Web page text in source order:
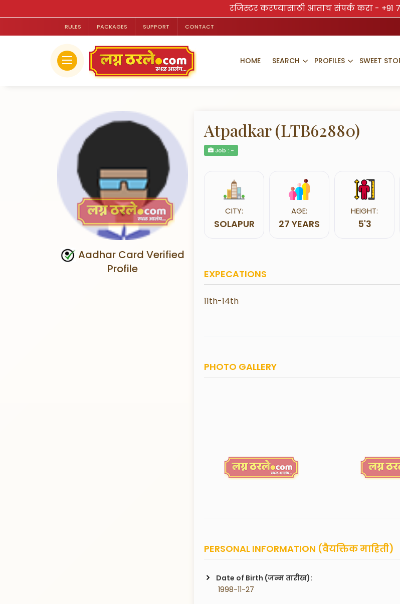
रजिस्टर करण्यासाठी आताच संपर्क करा - +91
RULES PACKAGES SUPPORT CONTACT
HOME SEARCH PROFILES SWEET
Aadhar Card Verified
Profile
Atpadkar (LTB62880)
Job : -
CITY:
SOLAPUR
AGE:
27 YEARS
HEIGHT:
5'3
EXPECATIONS
11th-14th
PHOTO GALLERY
PERSONAL INFORMATION (वैयक्तिक माहिती)
Date of Birth (जन्म तारीख):
1998-11-27